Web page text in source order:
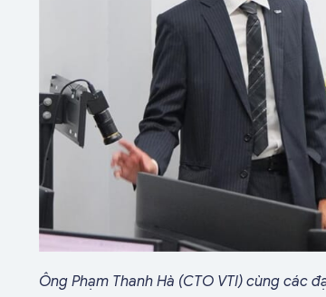
Ông Phạm Thanh Hà (CTO VTI) cùng các